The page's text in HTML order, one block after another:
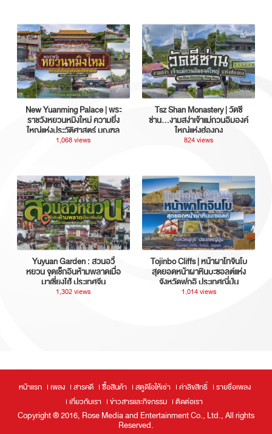
New Yuanming Palace | พระ
ราชวังหยวนหมิงใหม่ ความยิ่ง
ใหญ่แห่งประวัติศาสตร์ มณฑล
กวางตุ้ง ประเทศจีน
1,068 views
Tsz Shan Monastery | วัดซี
ซ่าน…งามสง่าเจ้าแม่กวนอิมองค์
ใหญ่แห่งฮ่องกง
824 views
Yuyuan Garden : สวนอวี้
หยวน จุดเช็กอินห้ามพลาดเมื่อ
มาเซี่ยงไฮ้ ประเทศจีน
1,302 views
Tojinbo Cliffs | หน้าผาโทจินโบ
สุดยอดหน้าผาหินบะซอลต์แห่ง
จังหวัดฟุกุอิ ประเทศญี่ปุ่น
1,014 views
หน้าแรก เพลง สารคดี ซื้อสินค้า สตูดิโอให้เช่า ค่าลิขสิทธิ์
รายชื่อเพลง
เกี่ยวกับเรา
ข่าวสารและกิจกรรม ติดต่อเรา
Copyright ® 2016, Rose Media and Entertainment Co., Ltd., All rights
Reserved.